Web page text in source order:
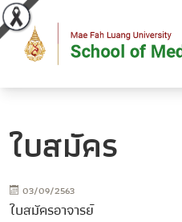
ใบสมัคร
03/09/2563
ใบสมัครอาจารย์